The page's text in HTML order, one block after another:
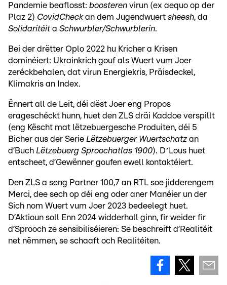
Pandemie beaflosst: boosteren virun (ex aequo op der
Plaz 2) CovidCheckan dem Jugendwuert sheesh, da
Solidaritéita Schwurbler/Schwurblerin.
Bei der drëtter Oplo 2022 hu Kricher a Krisen
dominéiert: Ukrainkrich gouf als Wuert vum Joer
zeréckbehalen, dat virun Energiekris, Präisdeckel,
Klimakris an Index.
Ënnert all de Leit, déi dëst Joer eng Propos
erageschéckt hunn, huet den ZLS dräi Kaddoe verspillt
(eng Këscht mat lëtzebuergesche Produiten, déi 5
Bicher aus der Serie Lëtzebuerger Wuertschatzan
d’Buch Lëtzebuerg Sproochatlas 1900). DʼLous huet
entscheet, d’Gewënner goufen ewell kontaktéiert.
Den ZLS a seng Partner 100,7 an RTL soe jidderengem
Merci, dee sech op déi eng oder aner Manéier un der
Sich nom Wuert vum Joer 2023 bedeelegt huet.
D’Aktioun soll Enn 2024 widderholl ginn, fir weider fir
d’Sprooch ze sensibiliséieren: Se beschreift d’Realitéit
net nëmmen, se schaaft och Realitéiten.